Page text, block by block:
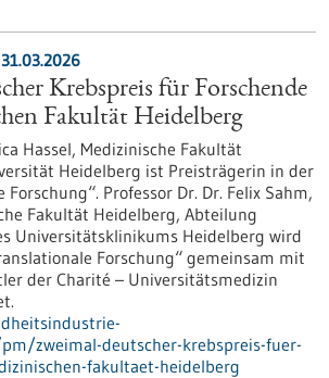
Krebspreis für Forschende
Fakultät Heidelberg
Hassel, Medizinische Fakultät
Heidelberg ist Preisträgerin in der
Forschung“. Professor Dr. Dr. Felix Sahm,
Fakultät Heidelberg, Abteilung
Universitätsklinikums Heidelberg wird
Forschung“ gemeinsam mit
der Charité – Universitätsmedizin
zweimal-deutscher-krebspreis-fuer-
fakultaet-heidelberg